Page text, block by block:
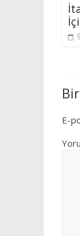
E-